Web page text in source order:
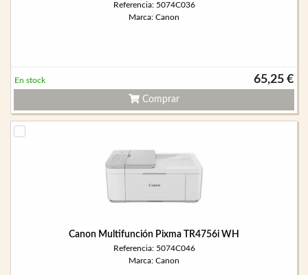
Referencia: 5074C036
Marca: Canon
65,25 €
En stock
Comprar
Canon Multifunción Pixma TR4756i WH
Referencia: 5074C046
Marca: Canon